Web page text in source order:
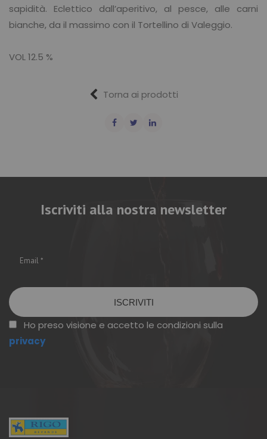
sapidità. Eclettico dall’aperitivo, al pesce, alle carni
bianche, da il massimo con il Tortellino di Valeggio.
VOL 12.5 %
Torna ai prodotti
Iscriviti alla nostra newsletter
VuotoHo preso visione e accetto le condizioni sulla
privacy